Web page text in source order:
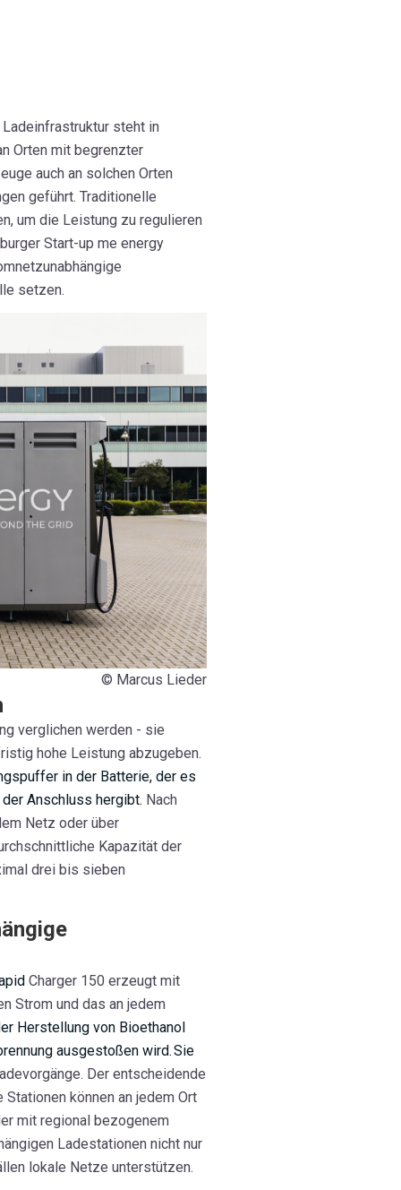
steht in
Orten mit begrenzter
auch an solchen Orten
geführt. Traditionelle
um die Leistung zu regulieren
Start-up me energy
setzen.
© Marcus Lieder
verglichen werden - sie
hohe Leistung abzugeben.
in der Batterie, der es
Anschluss hergibt. Nach
Netz oder über
Kapazität der
drei bis sieben
Charger 150 erzeugt mit
Strom und das an jedem
Herstellung von Bioethanol
ausgestoßen wird.Sie
Der entscheidende
können an jedem Ort
mit regional bezogenem
Ladestationen nicht nur
lokale Netze unterstützen.